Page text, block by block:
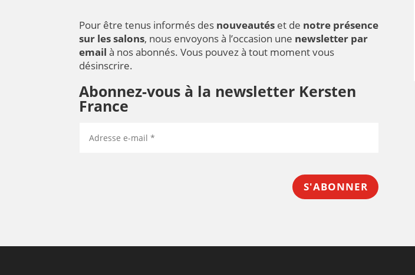
Pour être tenus informés des nouveautés et de notre présence
sur les salons, nous envoyons à l’occasion une newsletter par
email à nos abonnés. Vous pouvez à tout moment vous
désinscrire.
Abonnez-vous à la newsletter Kersten
France
S'ABONNER